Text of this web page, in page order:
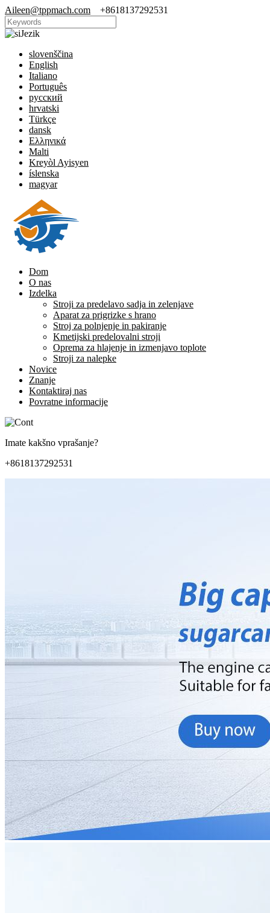
Aileen@tppmach.com +8618137292531
Jezik
slovenščina
English
Italiano
Português
русский
hrvatski
Türkçe
dansk
Ελληνικά
Malti
Kreyòl Ayisyen
íslenska
magyar
Dom
O nas
Izdelka
Stroji za predelavo sadja in zelenjave
Aparat za prigrizke s hrano
Stroj za polnjenje in pakiranje
Kmetijski predelovalni stroji
Oprema za hlajenje in izmenjavo toplote
Stroji za nalepke
Novice
Znanje
Kontaktiraj nas
Povratne informacije
Imate kakšno vprašanje?
+8618137292531